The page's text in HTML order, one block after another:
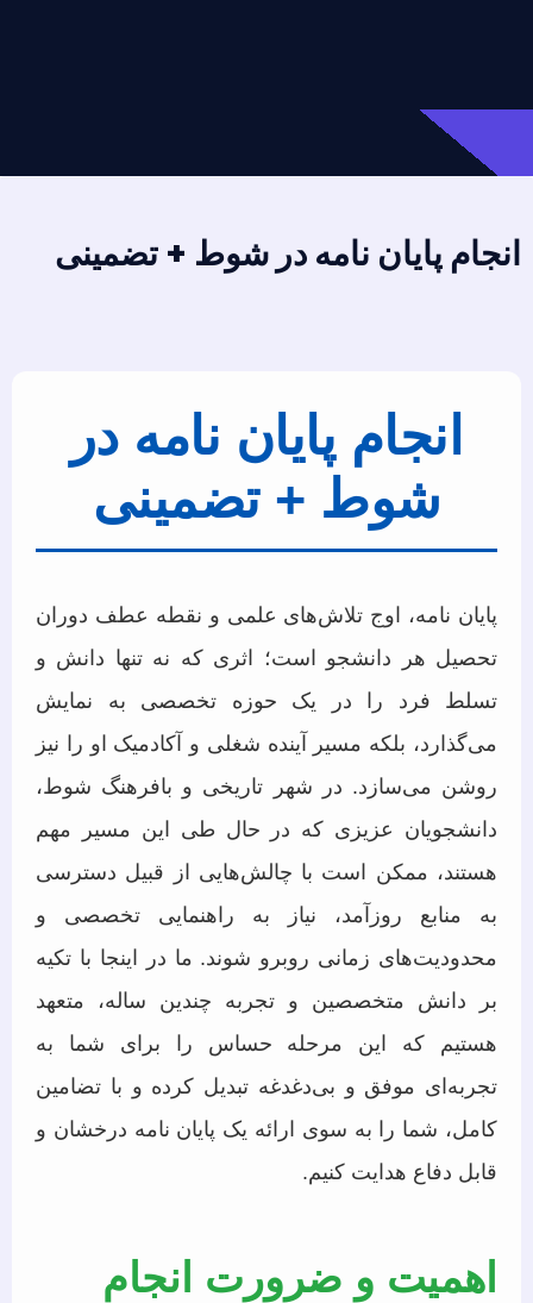
انجام پایان نامه در شوط + تضمینی
انجام پایان نامه در
شوط + تضمینی
پایان نامه، اوج تلاش‌های علمی و نقطه عطف دوران
تحصیل هر دانشجو است؛ اثری که نه تنها دانش و
تسلط فرد را در یک حوزه تخصصی به نمایش
می‌گذارد، بلکه مسیر آینده شغلی و آکادمیک او را نیز
روشن می‌سازد. در شهر تاریخی و بافرهنگ شوط،
دانشجویان عزیزی که در حال طی این مسیر مهم
هستند، ممکن است با چالش‌هایی از قبیل دسترسی
به منابع روزآمد، نیاز به راهنمایی تخصصی و
محدودیت‌های زمانی روبرو شوند. ما در اینجا با تکیه
بر دانش متخصصین و تجربه چندین ساله، متعهد
هستیم که این مرحله حساس را برای شما به
تجربه‌ای موفق و بی‌دغدغه تبدیل کرده و با تضامین
کامل، شما را به سوی ارائه یک پایان نامه درخشان و
قابل دفاع هدایت کنیم.
اهمیت و ضرورت انجام